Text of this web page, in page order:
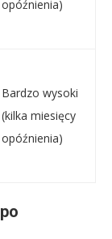
opóźnienia)
Bardzo wysoki
(kilka miesięcy
opóźnienia)